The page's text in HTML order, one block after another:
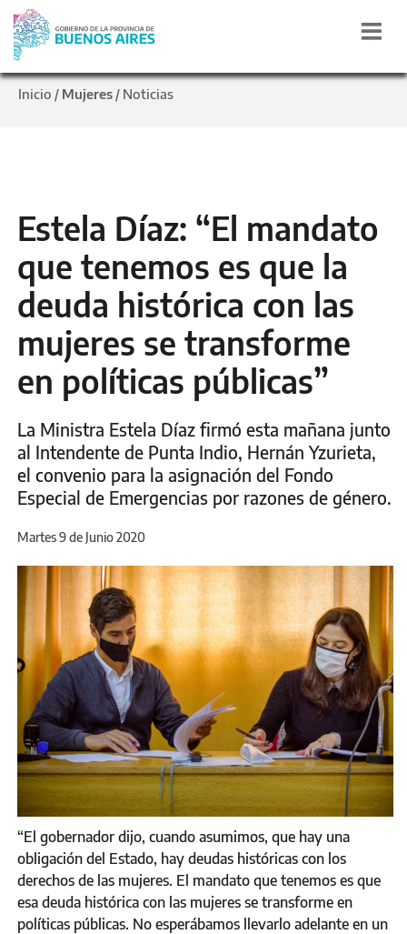
Inicio / Mujeres / Noticias
Estela Díaz: “El mandato
que tenemos es que la
deuda histórica con las
mujeres se transforme
en políticas públicas”
La Ministra Estela Díaz firmó esta mañana junto
al Intendente de Punta Indio, Hernán Yzurieta,
el convenio para la asignación del Fondo
Especial de Emergencias por razones de género.
Martes 9 de Junio 2020
“El gobernador dijo, cuando asumimos, que hay una
obligación del Estado, hay deudas históricas con los
derechos de las mujeres. El mandato que tenemos es que
esa deuda histórica con las mujeres se transforme en
políticas públicas. No esperábamos llevarlo adelante en un